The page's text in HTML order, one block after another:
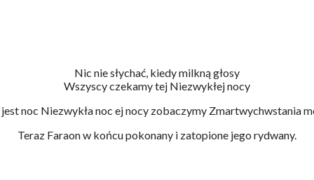
Nic nie słychać, kiedy milkną głosy
Wszyscy czekamy tej Niezwykłej nocy
noc Niezwykła noc ej nocy zobaczymy Zmartwychwstania
Teraz Faraon w końcu pokonany i zatopione jego rydwany.